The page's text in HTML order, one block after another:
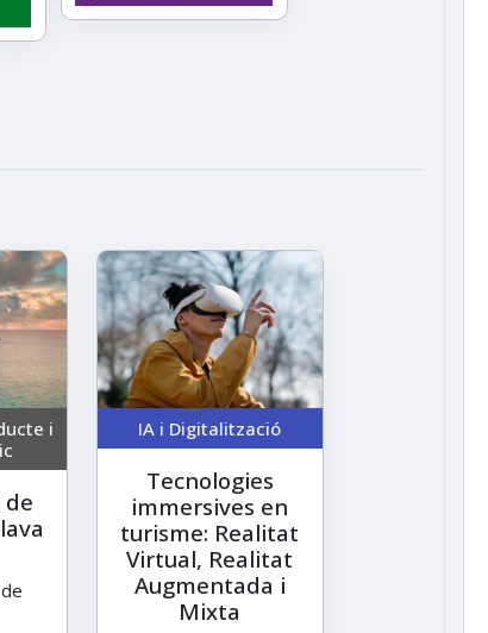
i
de
IA i Digitalització
Tecnologies
immersives en
turisme: Realitat
Virtual, Realitat
Augmentada i
Mixta